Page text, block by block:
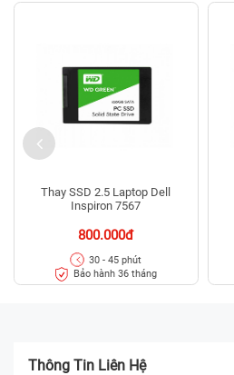
Thay SSD 2.5 Laptop Dell
Inspiron 7567
800.000đ
30 - 45 phút
Bảo hành 36 tháng
Thông Tin Liên Hệ